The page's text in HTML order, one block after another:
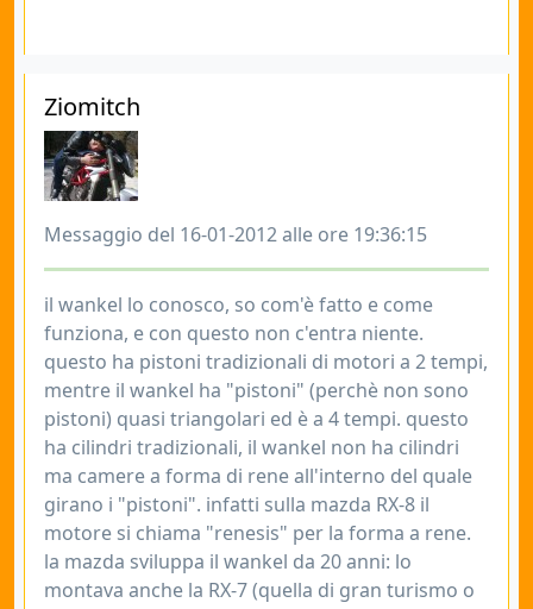
Ziomitch
Messaggio del 16-01-2012 alle ore 19:36:15
il wankel lo conosco, so com'è fatto e come
funziona, e con questo non c'entra niente.
questo ha pistoni tradizionali di motori a 2 tempi,
mentre il wankel ha "pistoni" (perchè non sono
pistoni) quasi triangolari ed è a 4 tempi. questo
ha cilindri tradizionali, il wankel non ha cilindri
ma camere a forma di rene all'interno del quale
girano i "pistoni". infatti sulla mazda RX-8 il
motore si chiama "renesis" per la forma a rene.
la mazda sviluppa il wankel da 20 anni: lo
montava anche la RX-7 (quella di gran turismo o